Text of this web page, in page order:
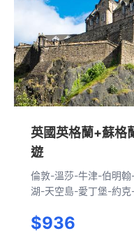
英國英格蘭+蘇格
遊
倫敦-溫莎-牛津-伯明
湖-天空島-愛丁堡-約
$936